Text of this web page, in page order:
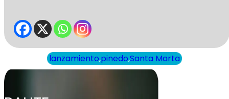
lanzamiento,pinedo,Santa Marta